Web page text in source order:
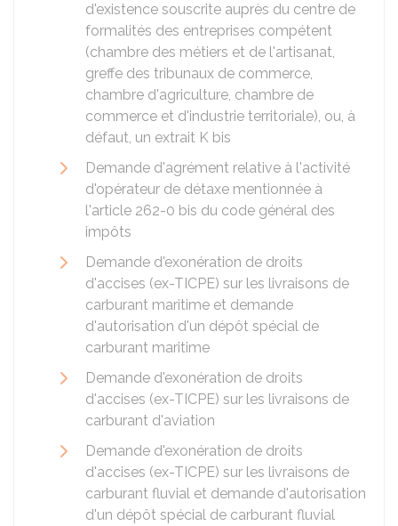
d'existence souscrite auprès du centre de
formalités des entreprises compétent
(chambre des métiers et de l'artisanat,
greffe des tribunaux de commerce,
chambre d'agriculture, chambre de
commerce et d'industrie territoriale), ou, à
défaut, un extrait K bis
Demande d'agrément relative à l'activité
d'opérateur de détaxe mentionnée à
l'article 262-0 bis du code général des
impôts
Demande d'exonération de droits
d'accises (ex-TICPE) sur les livraisons de
carburant maritime et demande
d'autorisation d'un dépôt spécial de
carburant maritime
Demande d'exonération de droits
d'accises (ex-TICPE) sur les livraisons de
carburant d'aviation
Demande d'exonération de droits
d'accises (ex-TICPE) sur les livraisons de
carburant fluvial et demande d'autorisation
d'un dépôt spécial de carburant fluvial